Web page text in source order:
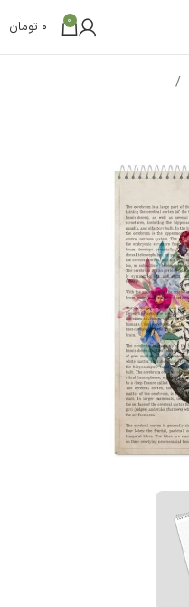
0
0 تومان